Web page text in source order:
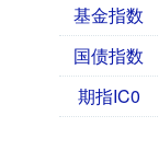
基金指数
国债指数
期指IC0